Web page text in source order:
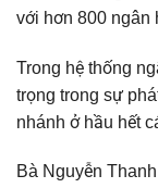
với hơn 800 ngân
Trong hệ thống
trọng trong sự
nhánh ở hầu hết
Bà Nguyễn